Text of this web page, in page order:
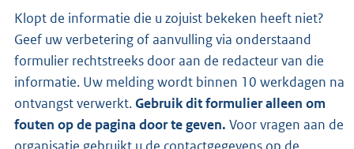
Klopt de informatie die u zojuist bekeken heeft niet?
Geef uw verbetering of aanvulling via onderstaand
formulier rechtstreeks door aan de redacteur van die
informatie. Uw melding wordt binnen 10 werkdagen na
ontvangst verwerkt.Gebruik dit formulier alleen om
fouten op de pagina door te geven. Voor vragen aan de